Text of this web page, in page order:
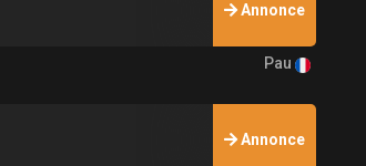
Annonce
Pau
Annonce